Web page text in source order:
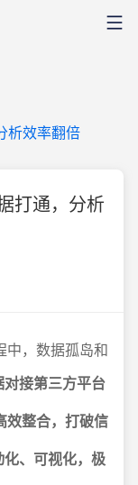
析效率翻倍
打通，分析
中，数据孤岛和
对接第三方平台
效整合，打破信
、可视化，极